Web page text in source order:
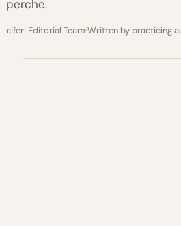
perche.
ciferi Editorial Team Written by practicing